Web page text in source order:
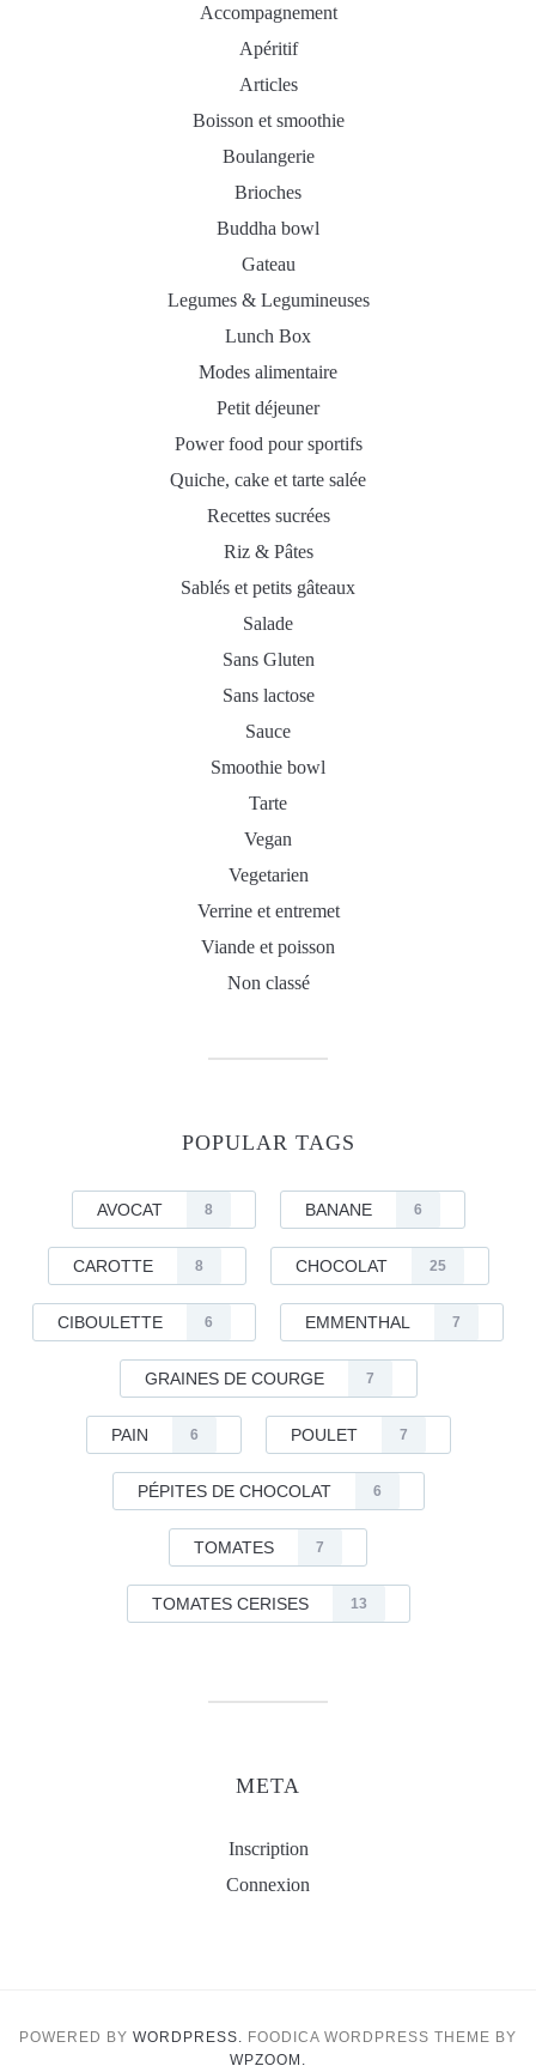
Accompagnement
Apéritif
Articles
Boisson et smoothie
Boulangerie
Brioches
Buddha bowl
Gateau
Legumes & Legumineuses
Lunch Box
Modes alimentaire
Petit déjeuner
Power food pour sportifs
Quiche, cake et tarte salée
Recettes sucrées
Riz & Pâtes
Sablés et petits gâteaux
Salade
Sans Gluten
Sans lactose
Sauce
Smoothie bowl
Tarte
Vegan
Vegetarien
Verrine et entremet
Viande et poisson
Non classé
POPULAR TAGS
AVOCAT 8 BANANE 6
CAROTTE 8 CHOCOLAT 25
CIBOULETTE 6 EMMENTHAL 7
GRAINES DE COURGE 7
PAIN 6 POULET 7
PÉPITES DE CHOCOLAT 6
TOMATES 7
TOMATES CERISES 13
META
Inscription
Connexion
POWERED BY WORDPRESS. FOODICA WORDPRESS THEME BY
WPZOOM.